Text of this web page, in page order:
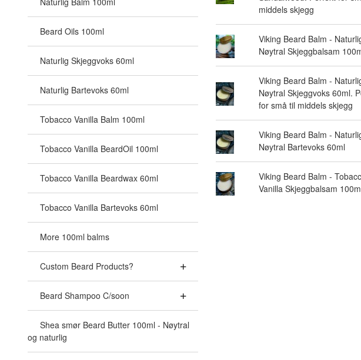
Beard Oils 100ml
Naturlig Skjeggvoks 60ml
Naturlig Bartevoks 60ml
Tobacco Vanilla Balm 100ml
Tobacco Vanilla BeardOil 100ml
Tobacco Vanilla Beardwax 60ml
Tobacco Vanilla Bartevoks 60ml
More 100ml balms
Custom Beard Products?
Beard Shampoo C/soon
Shea smør Beard Butter 100ml - Nøytral
og naturlig
middels skjegg
Viking Beard Balm -
Nøytral Skjeggbalsam
Viking Beard Balm -
Nøytral Skjeggvoks 60ml.
for små til middels skjegg
Viking Beard Balm -
Nøytral Bartevoks 60ml
Viking Beard Balm -
Vanilla Skjeggbalsam